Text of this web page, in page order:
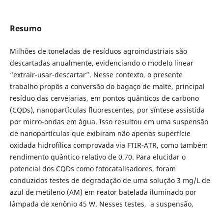
Resumo
Milhões de toneladas de resíduos agroindustriais são
descartadas anualmente, evidenciando o modelo linear
“extrair-usar-descartar”. Nesse contexto, o presente
trabalho propôs a conversão do bagaço de malte, principal
resíduo das cervejarias, em pontos quânticos de carbono
(CQDs), nanopartículas fluorescentes, por síntese assistida
por micro-ondas em água. Isso resultou em uma suspensão
de nanopartículas que exibiram não apenas superfície
oxidada hidrofílica comprovada via FTIR-ATR, como também
rendimento quântico relativo de 0,70. Para elucidar o
potencial dos CQDs como fotocatalisadores, foram
conduzidos testes de degradação de uma solução 3 mg/L de
azul de metileno (AM) em reator batelada iluminado por
lâmpada de xenônio 45 W. Nesses testes, a suspensão,